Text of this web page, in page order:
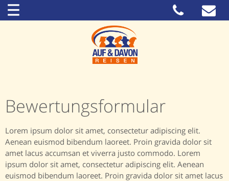
Bewertungsformular
Lorem ipsum dolor sit amet, consectetur adipiscing elit.
Aenean euismod bibendum laoreet. Proin gravida dolor sit
amet lacus accumsan et viverra justo commodo. Lorem
ipsum dolor sit amet, consectetur adipiscing elit. Aenean
euismod bibendum laoreet. Proin gravida dolor sit amet lacus